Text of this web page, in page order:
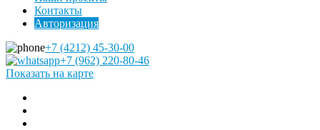
Контакты
Авторизация
+7 (4212) 45-30-00
+7 (962) 220-80-46
Показать на карте